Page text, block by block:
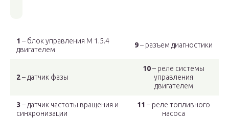
1 – блок управления М 1.5.4
двигателем
9– разъем диагностики
2– датчик фазы
10– реле системы
управления
двигателем
3 – датчик частоты вращения и
синхронизации
11 – реле топливного
насоса